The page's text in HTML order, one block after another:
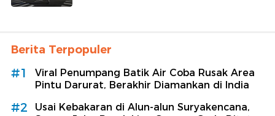
Berita Terpopuler
#1
Viral Penumpang Batik Air Coba Rusak Area
Pintu Darurat, Berakhir Diamankan di India
#2
Usai Kebakaran di Alun-alun Suryakencana,